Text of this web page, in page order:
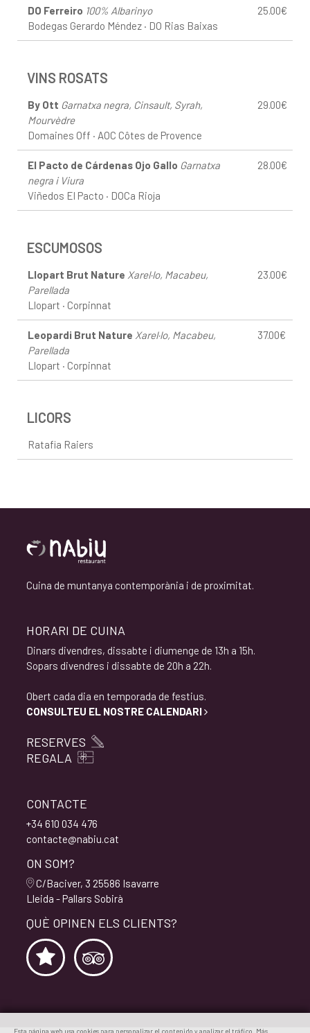
DO Ferreiro 100% Albarinyo
Bodegas Gerardo Méndez · DO Rias Baixas
25.00€
VINS ROSATS
By Ott Garnatxa negra, Cinsault, Syrah,
Mourvèdre
Domaines Off · AOC Côtes de Provence
29.00€
El Pacto de Cárdenas Ojo Gallo Garnatxa
negra i Viura
Viñedos El Pacto · DOCa Rioja
28.00€
ESCUMOSOS
Llopart Brut Nature Xarel·lo, Macabeu,
Parellada
Llopart · Corpinnat
23.00€
Leopardi Brut Nature Xarel·lo, Macabeu,
Parellada
Llopart · Corpinnat
37.00€
LICORS
Ratafia Raiers
Cuina de muntanya contemporània i de proximitat.
HORARI DE CUINA
Dinars divendres, dissabte i diumenge de 13h a 15h.
Sopars divendres i dissabte de 20h a 22h.
Obert cada dia en temporada de festius.
CONSULTEU EL NOSTRE CALENDARI
RESERVES
REGALA
CONTACTE
+34 610 034 476
contacte@nabiu.cat
ON SOM?
C/Baciver, 3 25586 Isavarre
Lleida - Pallars Sobirà
QUÈ OPINEN ELS CLIENTS?
Esta página web usa cookies para personalizar el contenido y analizar el tráfico. Más